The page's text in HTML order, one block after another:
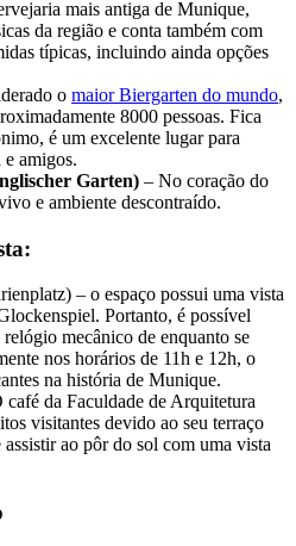
mais antiga de Munique,
da região e conta também com
típicas, incluindo ainda opções
o maior Biergarten do mundo,
8000 pessoas. Fica
é um excelente lugar para
amigos.
Garten) – No coração do
e ambiente descontraído.
– o espaço possui uma vista
Portanto, é possível
mecânico de enquanto se
nos horários de 11h e 12h, o
na história de Munique.
café da Faculdade de Arquitetura
visitantes devido ao seu terraço
ao pôr do sol com uma vista